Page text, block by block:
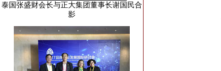
泰国张盛财会长与正大集团董事长谢国民合
影